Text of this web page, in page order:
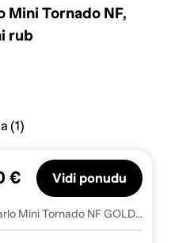
Mini Tornado NF,
rub
(1)
REA Viseća WC školjka Rea Carlo Mini Tornado NF GOLD EDGE
€ Vidi ponudu